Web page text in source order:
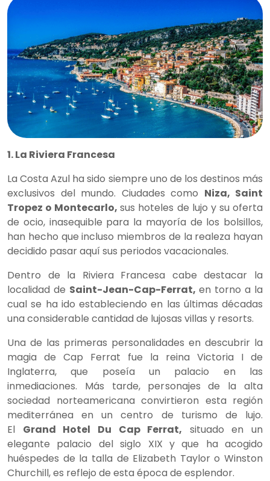
1. La Riviera Francesa
La Costa Azul ha sido siempre uno de los destinos más
exclusivos del mundo. Ciudades como Niza, Saint
Tropez o Montecarlo,sus hoteles de lujo y su oferta
de ocio, inasequible para la mayoría de los bolsillos,
han hecho que incluso miembros de la realeza hayan
decidido pasar aquí sus periodos vacacionales.
Dentro de la Riviera Francesa cabe destacar la
localidad de Saint-Jean-Cap-Ferrat, en torno a la
cual se ha ido estableciendo en las últimas décadas
una considerable cantidad de lujosas villas y resorts.
Una de las primeras personalidades en descubrir la
magia de Cap Ferrat fue la reina Victoria I de
Inglaterra, que poseía un palacio en las
inmediaciones. Más tarde, personajes de la alta
sociedad norteamericana convirtieron esta región
mediterránea en un centro de turismo de lujo.
El Grand Hotel Du Cap Ferrat, situado en un
elegante palacio del siglo XIX y que ha acogido
huéspedes de la talla de Elizabeth Taylor o Winston
Churchill, es reflejo de esta época de esplendor.